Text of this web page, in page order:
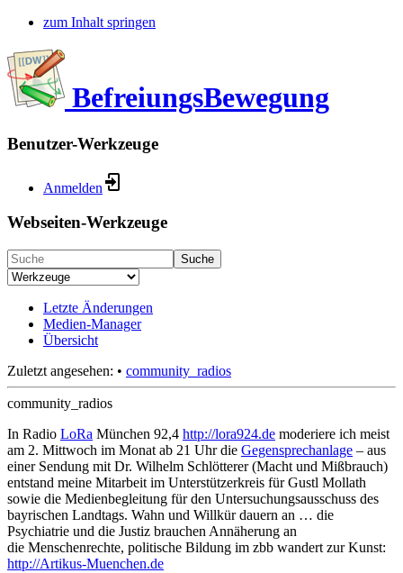
zum Inhalt springen
BefreiungsBewegung
Benutzer-Werkzeuge
Anmelden
Webseiten-Werkzeuge
Suche
Letzte Änderungen
Medien-Manager
Übersicht
Zuletzt angesehen: • community_radios
community_radios
In Radio LoRa München 92,4 http://lora924.de moderiere ich meist
am 2. Mittwoch im Monat ab 21 Uhr die Gegensprechanlage – aus
einer Sendung mit Dr. Wilhelm Schlötterer (Macht und Mißbrauch)
entstand meine Mitarbeit im Unterstützerkreis für Gustl Mollath
sowie die Medienbegleitung für den Untersuchungsausschuss des
bayrischen Landtags. Wahn und Willkür dauern an … die
Psychiatrie und die Justiz brauchen Annäherung an
die Menschenrechte, politische Bildung im zbb wandert zur Kunst:
http://Artikus-Muenchen.de